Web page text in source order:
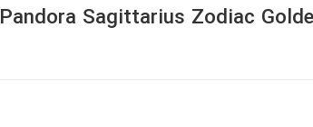
Pandora Sagittarius Zodiac